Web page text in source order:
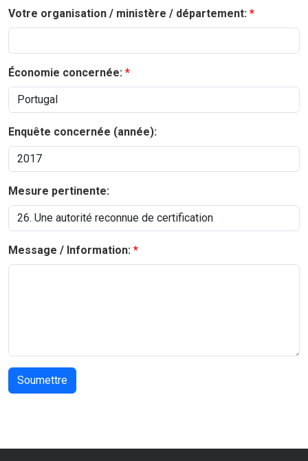
Votre organisation / ministère / département:
Économie concernée:
Enquête concernée (année):
Mesure pertinente:
Message / Information: